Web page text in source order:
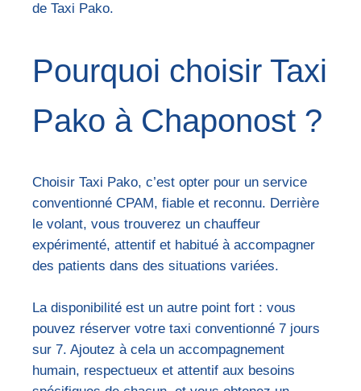
de Taxi Pako.
Pourquoi choisir Taxi
Pako à Chaponost ?
Choisir Taxi Pako, c’est opter pour un service
conventionné CPAM, fiable et reconnu. Derrière
le volant, vous trouverez un chauffeur
expérimenté, attentif et habitué à accompagner
des patients dans des situations variées.
La disponibilité est un autre point fort : vous
pouvez réserver votre taxi conventionné 7 jours
sur 7. Ajoutez à cela un accompagnement
humain, respectueux et attentif aux besoins